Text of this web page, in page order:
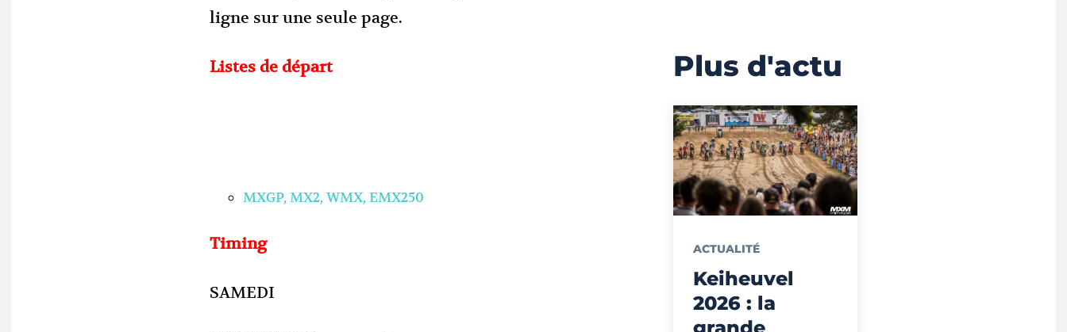
ligne sur une seule page.
Listes de départ
MXGP, MX2, WMX, EMX250
Timing
SAMEDI
Plus d'actu
ACTUALITÉ
Keiheuvel
2026 : la